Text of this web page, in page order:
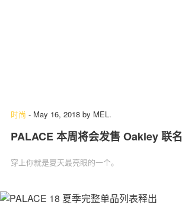
时尚 - May 16, 2018 by MEL.
PALACE 本周将会发售 Oakley 联名
穿上你就是夏天最亮眼的一个。